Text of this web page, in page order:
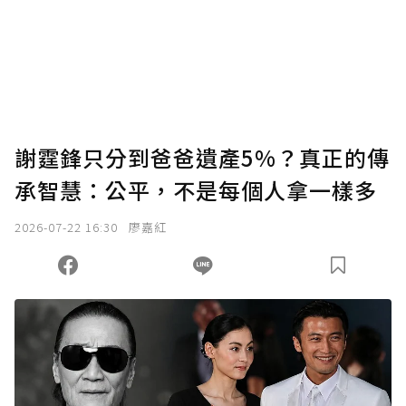
謝霆鋒只分到爸爸遺產5%？真正的傳
承智慧：公平，不是每個人拿一樣多
2026-07-22 16:30 廖嘉紅